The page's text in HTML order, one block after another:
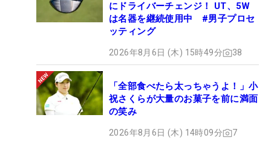
にドライバーチェンジ！ UT、5W
は名器を継続使用中 #男子プロセ
ッティング
2026年8月6日 (木) 15時49分 38
「全部食べたら太っちゃうよ！」小
祝さくらが大量のお菓子を前に満面
の笑み
2026年8月6日 (木) 14時09分 7